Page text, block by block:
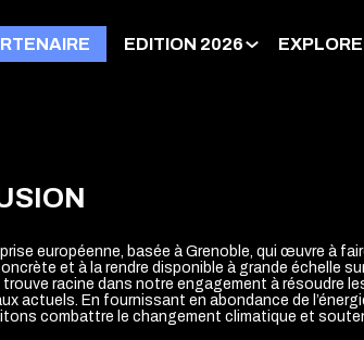
EDITION 2026
européenne, basée à Grenoble, qui œuvre à
et à la rendre disponible à grande échelle
racine dans notre engagement à résoudre
actuels. En fournissant en abondance de
combattre le changement climatique et